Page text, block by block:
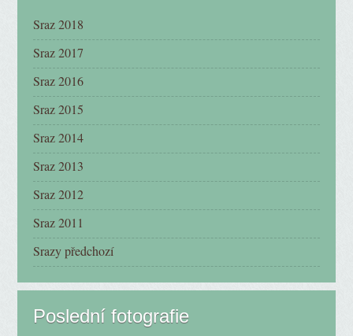
Sraz 2018
Sraz 2017
Sraz 2016
Sraz 2015
Sraz 2014
Sraz 2013
Sraz 2012
Sraz 2011
Srazy předchozí
Poslední fotografie